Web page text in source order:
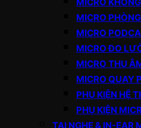
MICRO
MICRO
MICRO ĐO
MICRO THU
MICRO QUAY
PHỤ KIỆN HỆ
PHỤ KIỆN
TAI NGHE & IN-EAR